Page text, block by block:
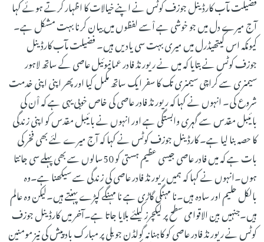
فضیلت مآب کارڈینل جوزف کوٹس نے اپنے خیالات کا اظہار کرتے ہوئے کہا
آج میرے دل میں جو خوشی ہے اْسے لفظوں میں بیان کرنا بہت مشکل ہے۔
کیونکہ اس کیتھیڈرل میں میری بہت سی یادیں ہیں۔ فضیلت مآب کارڈینل
جوزف کوٹس نے بتایا کہ میں نے ریورنڈ فادر عمانیوئیل عاصی کے ساتھ لاہور
سیمنری سے کراچی سیمنری تک کا سفر ایک ساتھ مکمل کیا اور پھر اپنی اپنی خدمت
شروع کی۔ انہوں نے کہا کہ ریورنڈ فادر عاصی کی خاص خوبی یہی ہے کہ اْن کی
بائیبل مقدس سے گہری وابستگی ہے اور انہوں نے بائیبل مقدس کو اپنی زندگی
کا حصہ بنا لیا ہے۔ کارڈینل جوزف کوٹس نے کہا کہ آج میرے لئے بھی فخر کی
بات ہے کہ میں فادر عاصی جیسی عظیم ہستی کو 50سالوں سے بھی پہلے سی جانتا
ہوں۔انہوں نے کہا کہ ہمیں ریورنڈ فادر عاصی کی زندگی سے سیکھنا ہے۔وہ
بالکل حلیم اور سادہ ہیں۔نا مہنگی گاڑی ہے نا مہنگے کپڑے پہنتے ہیں۔لیکن وہ عالم
ہیں۔جنہیں بین الاقوامی سطح پر لیکچرز کیلئے بلایا جاتا ہے۔آخر میں کارڈینل جوزف
کوٹس نے ریورنڈ فادر عاصی کو کاہنانہ گولڈن جوبلی پر مبارک باد پیش کی نیز مومنین